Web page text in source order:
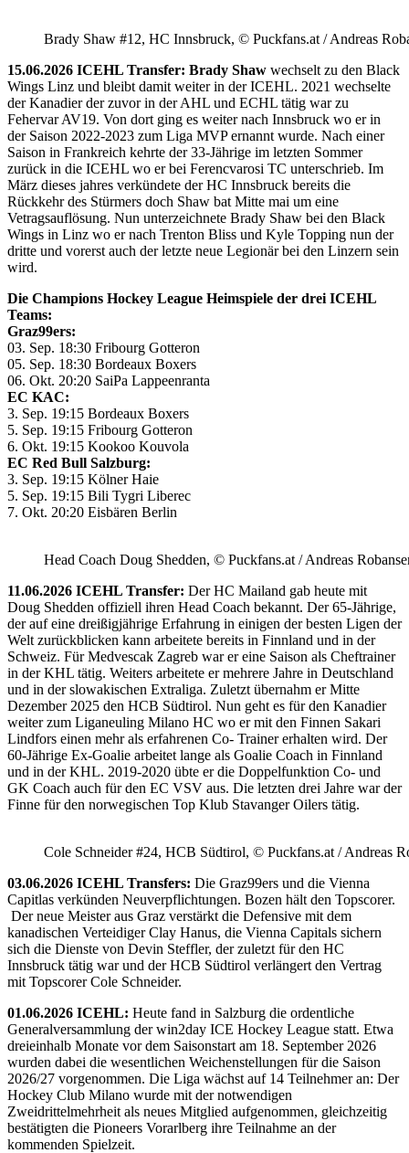
Brady Shaw #12, HC Innsbruck, © Puckfans.at / Andreas
15.06.2026 ICEHL Transfer: Brady Shaw wechselt zu den Black
Wings Linz und bleibt damit weiter in der ICEHL. 2021 wechselte
der Kanadier der zuvor in der AHL und ECHL tätig war zu
Fehervar AV19. Von dort ging es weiter nach Innsbruck wo er in
der Saison 2022-2023 zum Liga MVP ernannt wurde. Nach einer
Saison in Frankreich kehrte der 33-Jährige im letzten Sommer
zurück in die ICEHL wo er bei Ferencvarosi TC unterschrieb. Im
März dieses jahres verkündete der HC Innsbruck bereits die
Rückkehr des Stürmers doch Shaw bat Mitte mai um eine
Vetragsauflösung. Nun unterzeichnete Brady Shaw bei den Black
Wings in Linz wo er nach Trenton Bliss und Kyle Topping nun der
dritte und vorerst auch der letzte neue Legionär bei den Linzern sein
wird.
Die Champions Hockey League Heimspiele der drei ICEHL
Teams:
Graz99ers:
03. Sep. 18:30 Fribourg Gotteron
05. Sep. 18:30 Bordeaux Boxers
06. Okt. 20:20 SaiPa Lappeenranta
EC KAC:
3. Sep. 19:15 Bordeaux Boxers
5. Sep. 19:15 Fribourg Gotteron
6. Okt. 19:15 Kookoo Kouvola
EC Red Bull Salzburg:
3. Sep. 19:15 Kölner Haie
5. Sep. 19:15 Bili Tygri Liberec
7. Okt. 20:20 Eisbären Berlin
Head Coach Doug Shedden, © Puckfans.at / Andreas
11.06.2026 ICEHL Transfer: Der HC Mailand gab heute mit
Doug Shedden offiziell ihren Head Coach bekannt. Der 65-Jährige,
der auf eine dreißigjährige Erfahrung in einigen der besten Ligen der
Welt zurückblicken kann arbeitete bereits in Finnland und in der
Schweiz. Für Medvescak Zagreb war er eine Saison als Cheftrainer
in der KHL tätig. Weiters arbeitete er mehrere Jahre in Deutschland
und in der slowakischen Extraliga. Zuletzt übernahm er Mitte
Dezember 2025 den HCB Südtirol. Nun geht es für den Kanadier
weiter zum Liganeuling Milano HC wo er mit den Finnen Sakari
Lindfors einen mehr als erfahrenen Co- Trainer erhalten wird. Der
60-Jährige Ex-Goalie arbeitet lange als Goalie Coach in Finnland
und in der KHL. 2019-2020 übte er die Doppelfunktion Co- und
GK Coach auch für den EC VSV aus. Die letzten drei Jahre war der
Finne für den norwegischen Top Klub Stavanger Oilers tätig.
Cole Schneider #24, HCB Südtirol, © Puckfans.at / Andreas
03.06.2026 ICEHL Transfers: Die Graz99ers und die Vienna
Capitlas verkünden Neuverpflichtungen. Bozen hält den Topscorer.
Der neue Meister aus Graz verstärkt die Defensive mit dem
kanadischen Verteidiger Clay Hanus, die Vienna Capitals sichern
sich die Dienste von Devin Steffler, der zuletzt für den HC
Innsbruck tätig war und der HCB Südtirol verlängert den Vertrag
mit Topscorer Cole Schneider.
01.06.2026 ICEHL: Heute fand in Salzburg die ordentliche
Generalversammlung der win2day ICE Hockey League statt. Etwa
dreieinhalb Monate vor dem Saisonstart am 18. September 2026
wurden dabei die wesentlichen Weichenstellungen für die Saison
2026/27 vorgenommen. Die Liga wächst auf 14 Teilnehmer an: Der
Hockey Club Milano wurde mit der notwendigen
Zweidrittelmehrheit als neues Mitglied aufgenommen, gleichzeitig
bestätigten die Pioneers Vorarlberg ihre Teilnahme an der
kommenden Spielzeit.